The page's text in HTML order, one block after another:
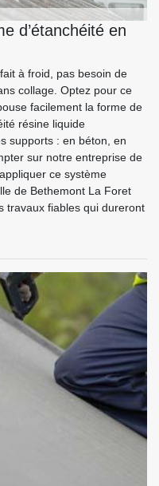
d’étanchéité en
à froid, pas besoin de
collage. Optez pour ce
facilement la forme de
résine liquide
supports : en béton, en
sur notre entreprise de
ce système
de Bethemont La Foret
travaux fiables qui dureront